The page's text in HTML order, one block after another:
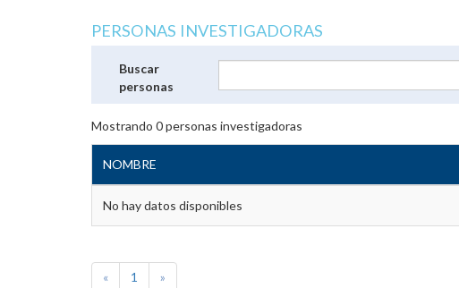
PERSONAS INVESTIGADORAS
Buscar
personas
Mostrando 0personas investigadoras
NOMBRE
No hay datos disponibles
« 1 »